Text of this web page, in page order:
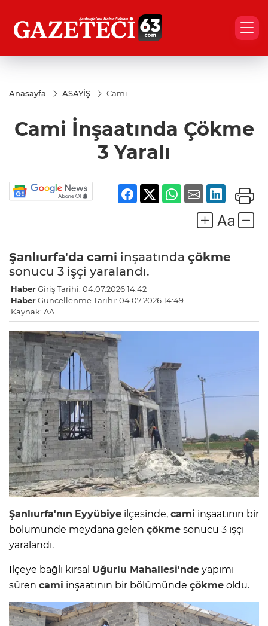
Anasayfa ASAYİŞ
Cami
Yaralı
Cami İnşaatında Çökme
3 Yaralı
Şanlıurfa'da cami inşaatında çökme
sonucu 3 işçi yaralandı.
HaberGiriş Tarihi: 04.07.2026 14:42
HaberGüncellenme Tarihi: 04.07.2026 14:49
Kaynak: AA
Şanlıurfa'nın Eyyübiye ilçesinde, cami inşaatının bir
bölümünde meydana gelen çökme sonucu 3 işçi
yaralandı.
İlçeye bağlı kırsal Uğurlu Mahallesi'nde yapımı
süren cami inşaatının bir bölümünde çökme oldu.